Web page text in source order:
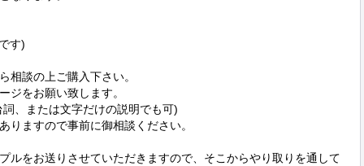
す)
談の上ご購入下さい。
ジをお願い致します。
、または文字だけの説明でも可)
りますので事前に御相談ください。
ルをお送りさせていただきますので、そこからやり取りを通して